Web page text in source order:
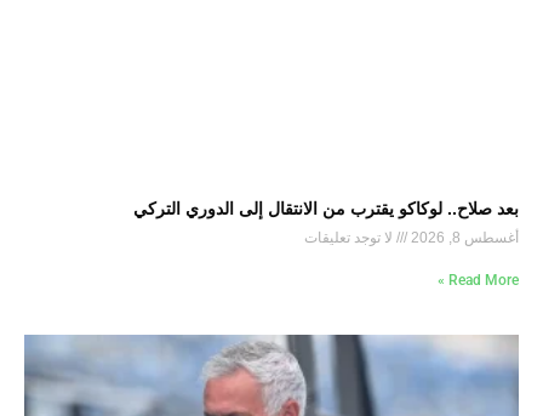
بعد صلاح.. لوكاكو يقترب من الانتقال إلى الدوري التركي
أغسطس 8, 2026 لا توجد تعليقات
Read More »